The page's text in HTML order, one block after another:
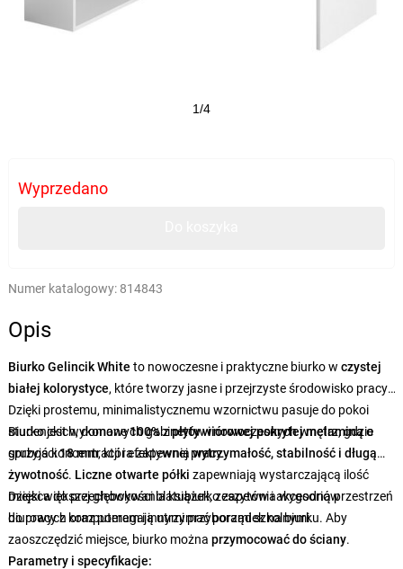
1/4
Wyprzedano
Numer katalogowy: 814843
Opis
Biurko Gelincik White to nowoczesne i praktyczne biurko w czystej
białej kolorystyce, które tworzy jasne i przejrzyste środowisko pracy.
Dzięki prostemu, minimalistycznemu wzornictwu pasuje do pokoi
studenckich, domowych gabinetów i nowoczesnych wnętrz, gdzie
sprzyja koncentracji i efektywnej pracy.
Biurko jest wykonane100%zpłyty wiórowej pokrytej melaminąo
grubości18 mm, która zapewniawytrzymałość, stabilność i długą
żywotność. Liczne otwarte półki zapewniają wystarczającą ilość
miejsca do przechowywania książek, zeszytów i akcesoriów
biurowych oraz pomagają utrzymać porządek na biurku. Aby
zaoszczędzić miejsce, biurko można przymocować do ściany.
Dzięki większej głębokości blatubiurko zapewnia wygodną przestrzeń
do pracy z komputerem i innymi przyborami szkolnymi.
Parametry i specyfikacje: